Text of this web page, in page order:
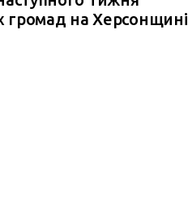
громад на Херсонщині